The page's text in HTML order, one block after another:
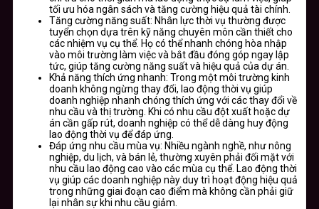
tối ưu hóa ngân sách và tăng cường hiệu quả tài chính.
Tăng cường năng suất: Nhân lực thời vụ thường được
tuyển chọn dựa trên kỹ năng chuyên môn cần thiết cho
các nhiệm vụ cụ thể. Họ có thể nhanh chóng hòa nhập
vào môi trường làm việc và bắt đầu đóng góp ngay lập
tức, giúp tăng cường năng suất và hiệu quả của dự án.
Khả năng thích ứng nhanh: Trong một môi trường kinh
doanh không ngừng thay đổi, lao động thời vụ giúp
doanh nghiệp nhanh chóng thích ứng với các thay đổi về
nhu cầu và thị trường. Khi có nhu cầu đột xuất hoặc dự
án cần gấp rút, doanh nghiệp có thể dễ dàng huy động
lao động thời vụ để đáp ứng.
Đáp ứng nhu cầu mùa vụ: Nhiều ngành nghề, như nông
nghiệp, du lịch, và bán lẻ, thường xuyên phải đối mặt với
nhu cầu lao động cao vào các mùa cụ thể. Lao động thời
vụ giúp các doanh nghiệp này duy trì hoạt động hiệu quả
trong những giai đoạn cao điểm mà không cần phải giữ
lại nhân sự khi nhu cầu giảm.